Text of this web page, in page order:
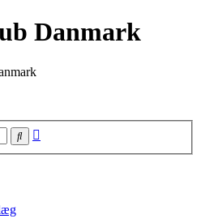
Danmark
Søg